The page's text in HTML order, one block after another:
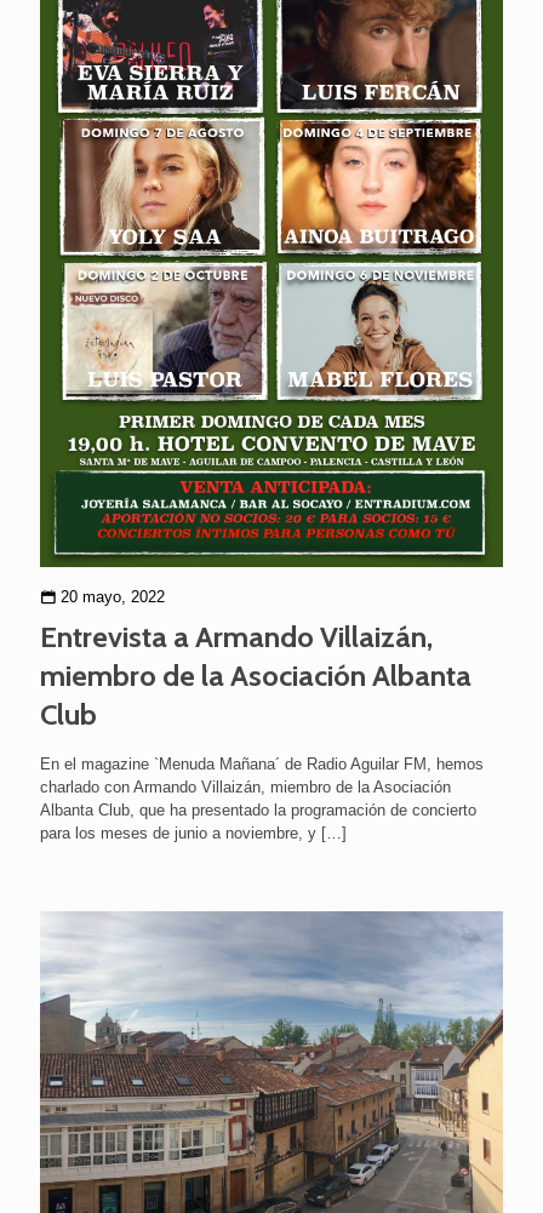
20 mayo, 2022
Entrevista a Armando Villaizán,
miembro de la Asociación Albanta
Club
En el magazine `Menuda Mañana´ de Radio Aguilar FM, hemos
charlado con Armando Villaizán, miembro de la Asociación
Albanta Club, que ha presentado la programación de concierto
para los meses de junio a noviembre, y […]